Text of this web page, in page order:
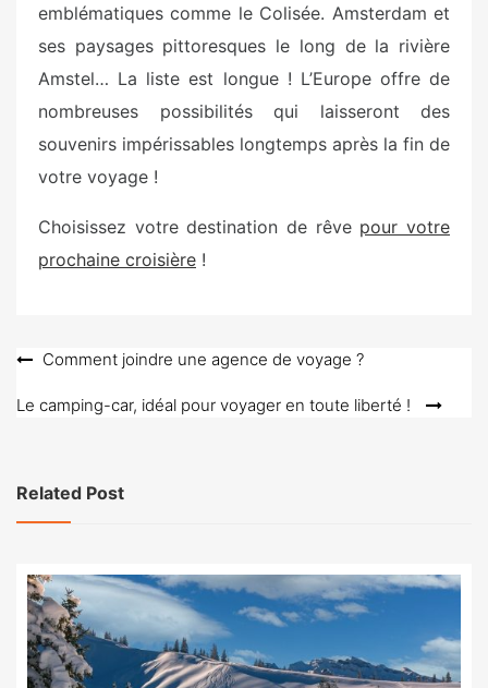
emblématiques comme le Colisée. Amsterdam et
ses paysages pittoresques le long de la rivière
Amstel… La liste est longue ! L’Europe offre de
nombreuses possibilités qui laisseront des
souvenirs impérissables longtemps après la fin de
votre voyage !
Choisissez votre destination de rêve pour votre
prochaine croisière !
Navigation
de
Comment joindre une agence de voyage ?
Le camping-car, idéal pour voyager en toute liberté !
Related Post